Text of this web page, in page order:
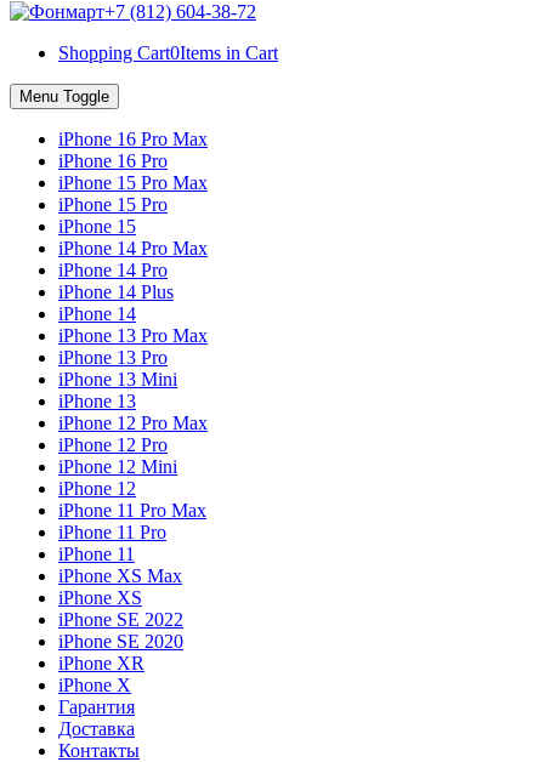
+7 (812) 604-38-72
Shopping Cart0Items in Cart
Menu Toggle
iPhone 16 Pro Max
iPhone 16 Pro
iPhone 15 Pro Max
iPhone 15 Pro
iPhone 15
iPhone 14 Pro Max
iPhone 14 Pro
iPhone 14 Plus
iPhone 14
iPhone 13 Pro Max
iPhone 13 Pro
iPhone 13 Mini
iPhone 13
iPhone 12 Pro Max
iPhone 12 Pro
iPhone 12 Mini
iPhone 12
iPhone 11 Pro Max
iPhone 11 Pro
iPhone 11
iPhone XS Max
iPhone XS
iPhone SE 2022
iPhone SE 2020
iPhone XR
iPhone X
Гарантия
Доставка
Контакты